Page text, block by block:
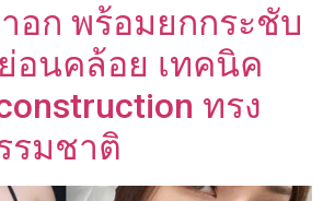
อก พร้อมยกกระชับ
อนคล้อย เทคนิค
ทรง
รมชาติ